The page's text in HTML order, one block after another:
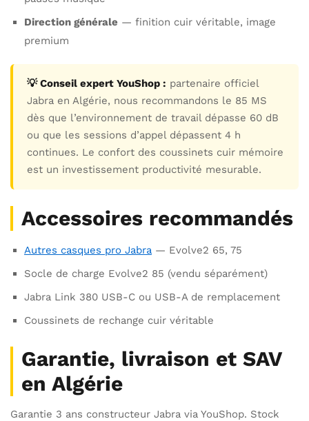
Direction générale — finition cuir véritable, image
premium
💡 Conseil expert YouShop : partenaire officiel
Jabra en Algérie, nous recommandons le 85 MS
dès que l’environnement de travail dépasse 60 dB
ou que les sessions d’appel dépassent 4 h
continues. Le confort des coussinets cuir mémoire
est un investissement productivité mesurable.
Accessoires recommandés
Autres casques pro Jabra — Evolve2 65, 75
Socle de charge Evolve2 85 (vendu séparément)
Jabra Link 380 USB-C ou USB-A de remplacement
Coussinets de rechange cuir véritable
Garantie, livraison et SAV
en Algérie
Garantie 3 ans constructeur Jabra via YouShop. Stock